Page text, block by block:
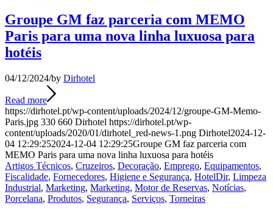
Groupe GM faz parceria com MEMO
Paris para uma nova linha luxuosa para
hotéis
04/12/2024/by Dirhotel
Read more
https://dirhotel.pt/wp-content/uploads/2024/12/groupe-GM-Memo-
Paris.jpg 330 660 Dirhotel https://dirhotel.pt/wp-
content/uploads/2020/01/dirhotel_red-news-1.png Dirhotel2024-12-
04 12:29:252024-12-04 12:29:25Groupe GM faz parceria com
MEMO Paris para uma nova linha luxuosa para hotéis
Artigos Técnicos, Cruzeiros, Decoração, Emprego, Equipamentos,
Fiscalidade, Fornecedores, Higiene e Segurança, HotelDir, Limpeza
Industrial, Marketing, Marketing, Motor de Reservas, Notícias,
Porcelana, Produtos, Segurança, Serviços, Torneiras